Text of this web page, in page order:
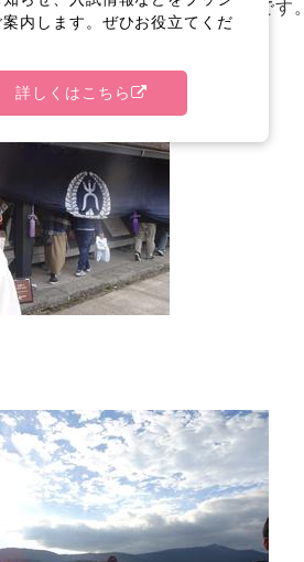
江戸時代に迷いこんだようです。
案内します。ぜひお役立てくだ
詳しくはこちら